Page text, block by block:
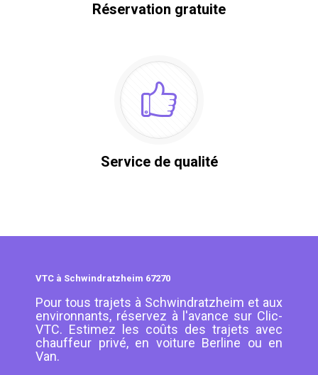
Réservation gratuite
Service de qualité
VTC à Schwindratzheim 67270
Pour tous trajets à Schwindratzheim et aux
environnants, réservez à l'avance sur Clic-
VTC. Estimez les coûts des trajets avec
chauffeur privé, en voiture Berline ou en
Van.